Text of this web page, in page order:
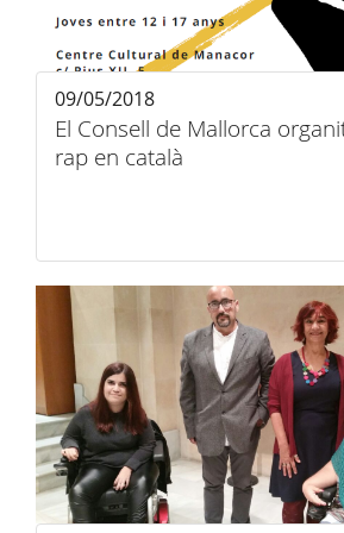
El Consell de Mallorca
rap en català
09/05/2018